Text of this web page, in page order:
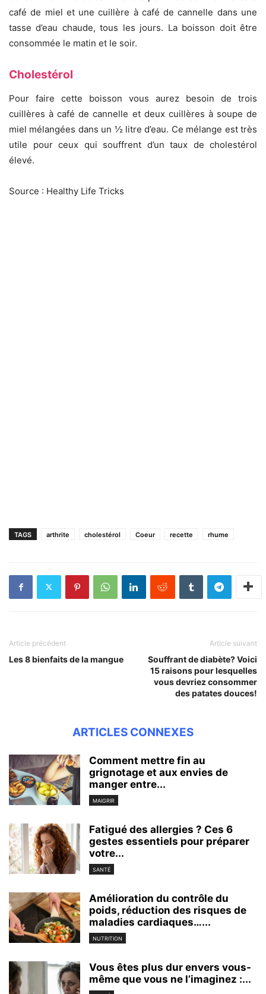
café de miel et une cuillère à café de cannelle dans une
tasse d’eau chaude, tous les jours. La boisson doit être
consommée le matin et le soir.
Cholestérol
Pour faire cette boisson vous aurez besoin de trois
cuillères à café de cannelle et deux cuillères à soupe de
miel mélangées dans un ½ litre d’eau. Ce mélange est très
utile pour ceux qui souffrent d’un taux de cholestérol
élevé.
Source : Healthy Life Tricks
TAGS arthrite cholestérol Coeur recette rhume
Article précédent
Les 8 bienfaits de la mangue
Article suivant
Souffrant de diabète? Voici
15 raisons pour lesquelles
vous devriez consommer
des patates douces!
ARTICLES CONNEXES
Comment mettre fin au
grignotage et aux envies de
manger entre...
MAIGRIR
Fatigué des allergies ? Ces 6
gestes essentiels pour préparer
votre...
SANTÉ
Amélioration du contrôle du
poids, réduction des risques de
maladies cardiaques…...
NUTRITION
Vous êtes plus dur envers vous-
même que vous ne l’imaginez :...